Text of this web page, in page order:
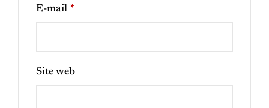
E-mail *
Site web